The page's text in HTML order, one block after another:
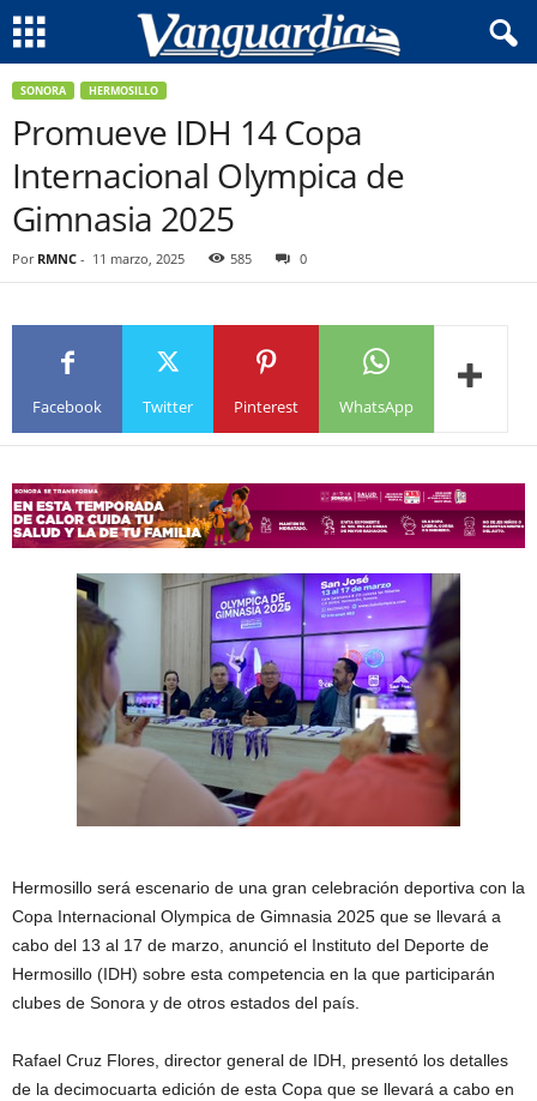
SONORA HERMOSILLO
Promueve IDH 14 Copa
Internacional Olympica de
Gimnasia 2025
Por RMNC - 11 marzo, 2025 585 0
Facebook Twitter Pinterest WhatsApp
Hermosillo será escenario de una gran celebración deportiva con la
Copa Internacional Olympica de Gimnasia 2025 que se llevará a
cabo del 13 al 17 de marzo, anunció el Instituto del Deporte de
Hermosillo (IDH) sobre esta competencia en la que participarán
clubes de Sonora y de otros estados del país.
Rafael Cruz Flores, director general de IDH, presentó los detalles
de la decimocuarta edición de esta Copa que se llevará a cabo en